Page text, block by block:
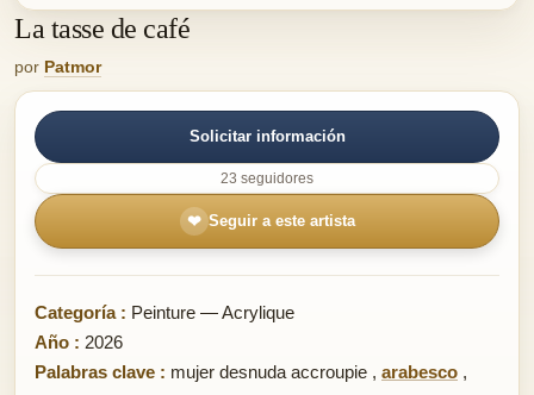
La tasse de café
por Patmor
Solicitar información
23 seguidores
❤ Seguir a este artista
Categoría : Peinture — Acrylique
Año : 2026
Palabras clave : mujer desnuda accroupie , arabesco ,